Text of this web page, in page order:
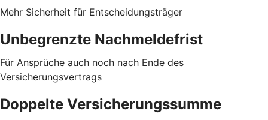
Mehr Sicherheit für Entscheidungsträger
Unbegrenzte Nachmeldefrist
Für Ansprüche auch noch nach Ende des
Versicherungsvertrags
Doppelte Versicherungssumme